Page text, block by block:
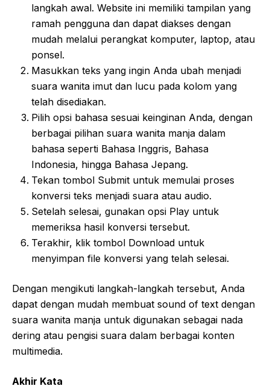
langkah awal. Website ini memiliki tampilan yang
ramah pengguna dan dapat diakses dengan
mudah melalui perangkat komputer, laptop, atau
ponsel.
Masukkan teks yang ingin Anda ubah menjadi
suara wanita imut dan lucu pada kolom yang
telah disediakan.
Pilih opsi bahasa sesuai keinginan Anda, dengan
berbagai pilihan suara wanita manja dalam
bahasa seperti Bahasa Inggris, Bahasa
Indonesia, hingga Bahasa Jepang.
Tekan tombol Submit untuk memulai proses
konversi teks menjadi suara atau audio.
Setelah selesai, gunakan opsi Play untuk
memeriksa hasil konversi tersebut.
Terakhir, klik tombol Download untuk
menyimpan file konversi yang telah selesai.
Dengan mengikuti langkah-langkah tersebut, Anda
dapat dengan mudah membuat sound of text dengan
suara wanita manja untuk digunakan sebagai nada
dering atau pengisi suara dalam berbagai konten
multimedia.
Akhir Kata